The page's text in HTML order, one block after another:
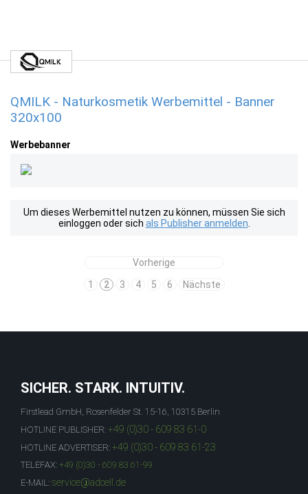
QMILK - Naturkosmetik Werbemittel - Banner
320x100
Werbebanner
Um dieses Werbemittel nutzen zu können, müssen Sie sich
einloggen oder sich als Publisher anmelden
Vorherige
1
2 3 4 5 6 Nächste
SICHER. STARK. INTUITIV.
Firstlead GmbH, Rosenfelder St. 15-16, 10315 Berlin
HOTLINE PUBLISHER: +49 (0)30 - 609 83 61-0
HOTLINE ADVERTISER: +49 (0)30 - 609 83 61-23
TELEFAX: +49 (0)30 - 609 83 61-99
E-MAIL: service@adcell.de